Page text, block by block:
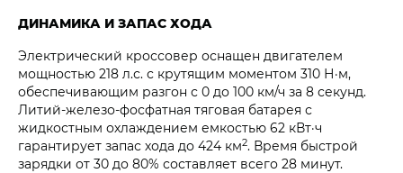
ДИНАМИКА И ЗАПАС ХОДА
Электрический кроссовер оснащен двигателем
мощностью 218 л.с. с крутящим моментом 310 Н·м,
обеспечивающим разгон с 0 до 100 км/ч за 8 секунд.
Литий-железо-фосфатная тяговая батарея с
жидкостным охлаждением емкостью 62 кВт·ч
гарантирует запас хода до 424 км2. Время быстрой
зарядки от 30 до 80% составляет всего 28 минут.